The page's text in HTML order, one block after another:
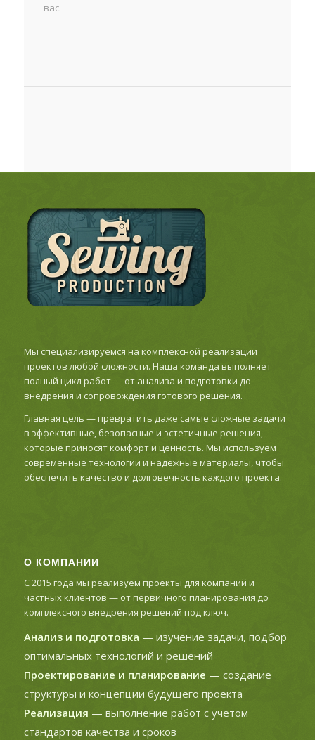
вас.
Мы специализируемся на комплексной реализации
проектов любой сложности. Наша команда выполняет
полный цикл работ — от анализа и подготовки до
внедрения и сопровождения готового решения.
Главная цель — превратить даже самые сложные задачи
в эффективные, безопасные и эстетичные решения,
которые приносят комфорт и ценность. Мы используем
современные технологии и надежные материалы, чтобы
обеспечить качество и долговечность каждого проекта.
О КОМПАНИИ
С 2015 года мы реализуем проекты для компаний и
частных клиентов — от первичного планирования до
комплексного внедрения решений под ключ.
Анализ и подготовка — изучение задачи, подбор
оптимальных технологий и решений
Проектирование и планирование — создание
структуры и концепции будущего проекта
Реализация — выполнение работ с учётом
стандартов качества и сроков